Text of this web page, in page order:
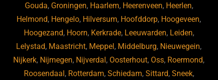
Gouda, Groningen, Haarlem, Heerenveen, Heerlen,
Helmond, Hengelo, Hilversum, Hoofddorp, Hoogeveen,
Hoogezand, Hoorn, Kerkrade, Leeuwarden, Leiden,
Lelystad, Maastricht, Meppel, Middelburg, Nieuwegein,
Nijkerk, Nijmegen, Nijverdal, Oosterhout, Oss, Roermond,
Roosendaal, Rotterdam, Schiedam, Sittard, Sneek,